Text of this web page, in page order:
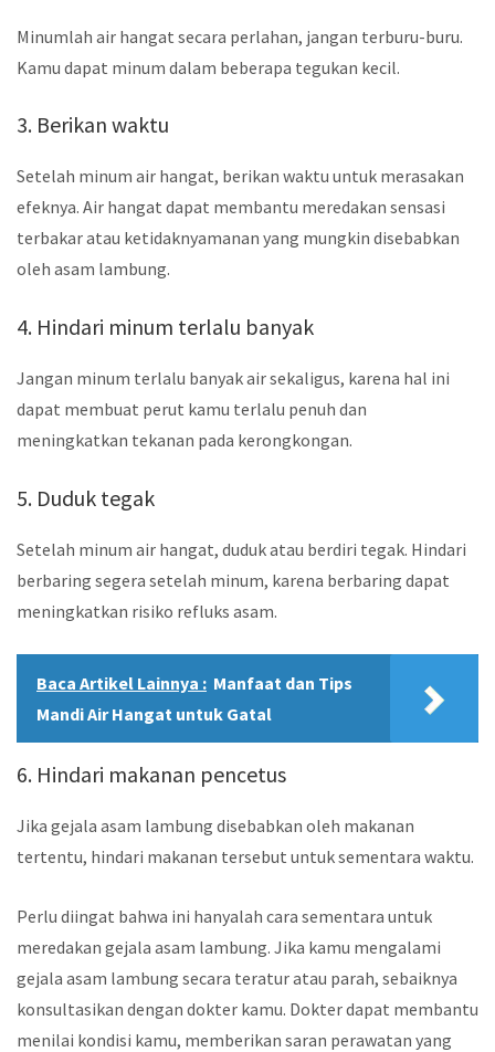
Minumlah air hangat secara perlahan, jangan terburu-buru.
Kamu dapat minum dalam beberapa tegukan kecil.
3. Berikan waktu
Setelah minum air hangat, berikan waktu untuk merasakan
efeknya. Air hangat dapat membantu meredakan sensasi
terbakar atau ketidaknyamanan yang mungkin disebabkan
oleh asam lambung.
4. Hindari minum terlalu banyak
Jangan minum terlalu banyak air sekaligus, karena hal ini
dapat membuat perut kamu terlalu penuh dan
meningkatkan tekanan pada kerongkongan.
5. Duduk tegak
Setelah minum air hangat, duduk atau berdiri tegak. Hindari
berbaring segera setelah minum, karena berbaring dapat
meningkatkan risiko refluks asam.
Baca Artikel Lainnya : Manfaat dan Tips
Mandi Air Hangat untuk Gatal
6. Hindari makanan pencetus
Jika gejala asam lambung disebabkan oleh makanan
tertentu, hindari makanan tersebut untuk sementara waktu.
Perlu diingat bahwa ini hanyalah cara sementara untuk
meredakan gejala asam lambung. Jika kamu mengalami
gejala asam lambung secara teratur atau parah, sebaiknya
konsultasikan dengan dokter kamu. Dokter dapat membantu
menilai kondisi kamu, memberikan saran perawatan yang